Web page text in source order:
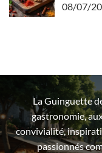
08/07/
La Guinguette
gastronomie,
convivialité,
passionnés